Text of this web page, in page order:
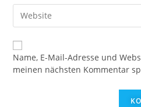
Name, E-Mail-Adresse und
meinen nächsten Kommentar